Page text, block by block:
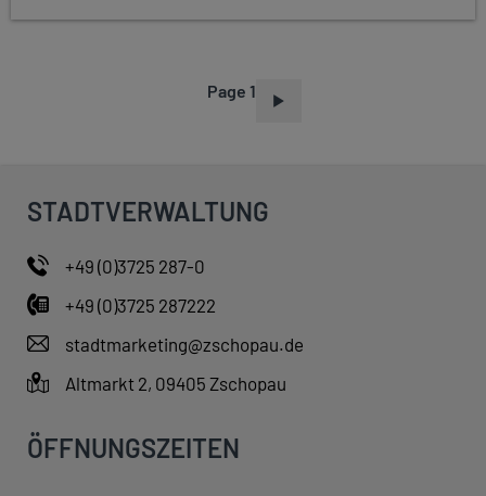
Page 1
STADTVERWALTUNG
+49 (0)3725 287-0
+49 (0)3725 287222
stadtmarketing@zschopau.de
Altmarkt 2, 09405 Zschopau
ÖFFNUNGSZEITEN